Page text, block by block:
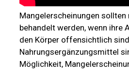
Mangelerscheinungen sollten
behandelt werden, wenn ihre
den Körper offensichtlich
Nahrungsergänzungsmittel
Möglichkeit,